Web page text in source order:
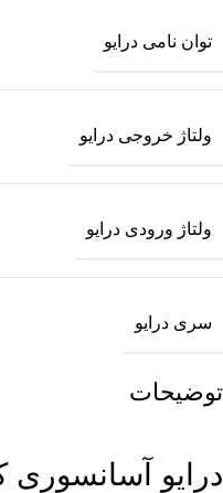
توان نامی درایو
ولتاژ خروجی درایو
ولتاژ ورودی درایو
سری درایو
توضیحات